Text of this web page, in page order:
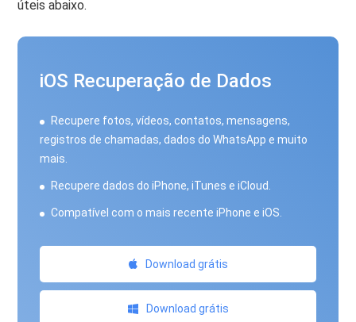
úteis abaixo.
iOS Recuperação de Dados
Recupere fotos, vídeos, contatos, mensagens,
registros de chamadas, dados do WhatsApp e muito
mais.
Recupere dados do iPhone, iTunes e iCloud.
Compatível com o mais recente iPhone e iOS.
Download grátis
Download grátis